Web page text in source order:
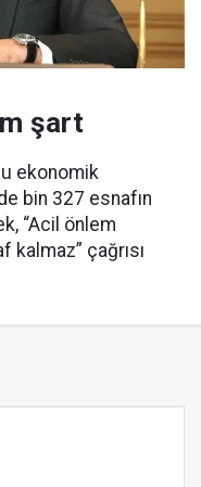
şart
ekonomik
bin 327 esnafın
“Acil önlem
kalmaz” çağrısı